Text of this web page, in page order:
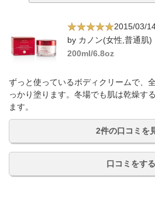
2015/03/
by カノン(女性,普通肌)
200ml/6.8oz
ずっと使っているボディクリームで、
っかり塗ります。冬場でも肌は乾燥す
ます。
2件の口コミを
口コミをする